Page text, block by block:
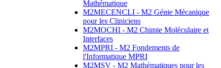
Mathématique
M2MECENCLI - M2 Génie Mécanique
pour les Cliniciens
M2MOCHI - M2 Chimie Moléculaire et
Interfaces
M2MPRI - M2 Fondements de
l'Informatique MPRI
M2MSV - M2 Mathématiques pour les